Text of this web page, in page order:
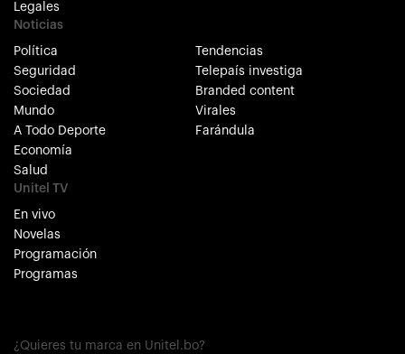
Legales
Noticias
Política
Seguridad
Sociedad
Mundo
A Todo Deporte
Economía
Salud
Tendencias
Telepaís investiga
Branded content
Virales
Farándula
Unitel TV
En vivo
Novelas
Programación
Programas
¿Quieres tu marca en Unitel.bo?